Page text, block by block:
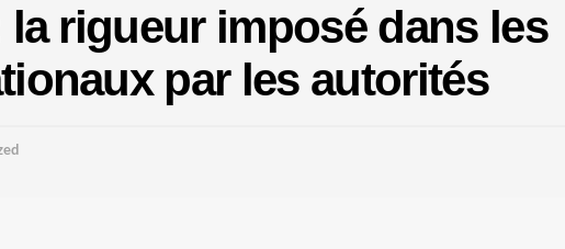
rigueur imposé dans les
par les autorités